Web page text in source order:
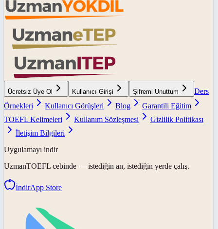
Ücretsiz Üye Ol Kullanıcı Girişi Şifremi Unuttum
Ders
Örnekleri
Kullanıcı Görüşleri Blog
Garantili Eğitim
TOEFL Kelimeleri
Kullanım Sözleşmesi
Gizlilik Politikası
İletişim Bilgileri
Uygulamayı indir
UzmanTOEFL cebinde — istediğin an, istediğin yerde çalış.
İndirApp Store